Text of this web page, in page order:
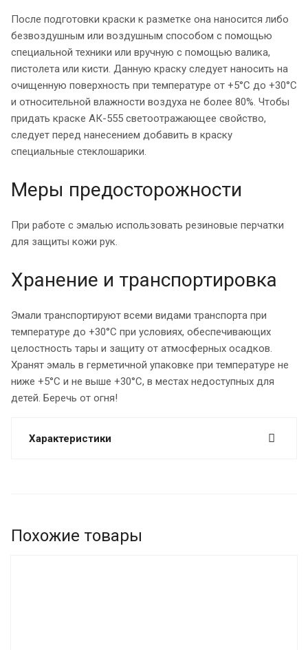
После подготовки краски к разметке она наносится либо
безвоздушным или воздушным способом с помощью
специальной техники или вручную с помощью валика,
пистолета или кисти. Данную краску следует наносить на
очищенную поверхность при температуре от +5°С до +30°С
и относительной влажности воздуха не более 80%. Чтобы
придать краске АК-555 светоотражающее свойство,
следует перед нанесением добавить в краску
специальные стеклошарики.
Меры предосторожности
При работе с эмалью использовать резиновые перчатки
для защиты кожи рук.
Хранение и транспортировка
Эмали транспортируют всеми видами транспорта при
температуре до +30°С при условиях, обеспечивающих
целостность тары и защиту от атмосферных осадков.
Хранят эмаль в герметичной упаковке при температуре не
ниже +5°С и не выше +30°С, в местах недоступных для
детей. Беречь от огня!
Характеристики
Похожие товары